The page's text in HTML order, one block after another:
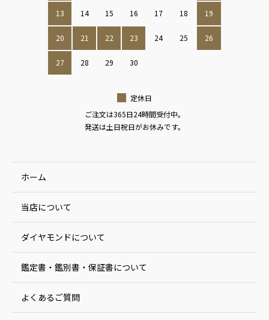
13 14 15 16 17 18 19
20 21 22 23 24 25 26
27 28 29 30
定休日
ご注文は365日24時間受付中。
発送は土日祝日がお休みです。
ホーム
当店について
ダイヤモンドについて
鑑定書・鑑別書・保証書について
よくあるご質問